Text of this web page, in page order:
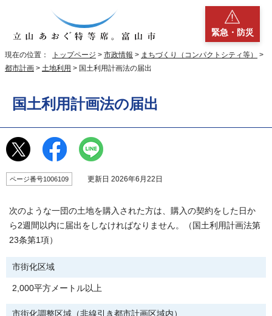
緊急・防災
現在の位置： トップページ > 市政情報 > まちづくり（コンパクトシティ等）
>
都市計画 > 土地利用 > 国土利用計画法の届出
国土利用計画法の届出
ページ番号1006109 更新日 2026年6月22日
次のような一団の土地を購入された方は、購入の契約をした日か
ら2週間以内に届出をしなければなりません。（国土利用計画法第
23条第1項）
市街化区域
2,000平方メートル以上
市街化調整区域（非線引き都市計画区域内）